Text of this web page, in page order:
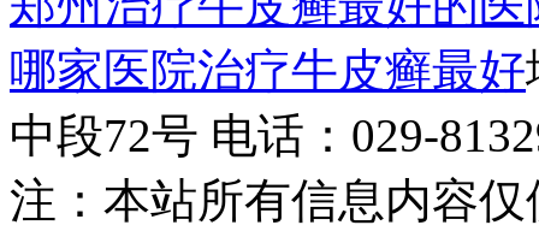
哪家医院治疗牛皮癣最好
中段72号 电话：029-
注：本站所有信息内容